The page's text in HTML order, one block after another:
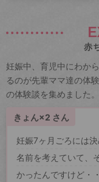
赤
妊娠中、育児中にわか
るのが先輩ママ達の体
の体験談を集めました。
きょん×2 さん
妊娠7ヶ月ごろには
名前を考えていて、
かったんですけど・